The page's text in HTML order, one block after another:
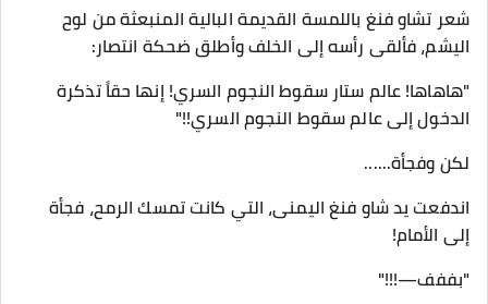
شعر تشاو فنغ باللمسة القديمة البالية المنبعثة من لوح
اليشم، فألقى رأسه إلى الخلف وأطلق ضحكة انتصار:
"هاهاها! عالم ستار سقوط النجوم السري! إنها حقاً تذكرة
الدخول إلى عالم سقوط النجوم السري!!"
لكن وفجأة......
اندفعت يد شاو فنغ اليمنى، التي كانت تمسك الرمح، فجأة
إلى الأمام!
"بففف—!!!"